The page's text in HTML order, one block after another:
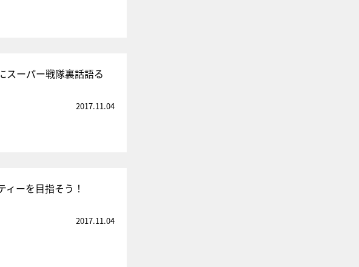
ーパー戦隊裏話語る
2017.11.04
ーを目指そう！
2017.11.04